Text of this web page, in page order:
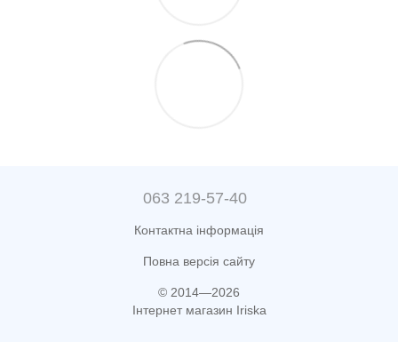
063 219-57-40
Контактна інформація
Повна версія сайту
© 2014—2026
Інтернет магазин Iriska